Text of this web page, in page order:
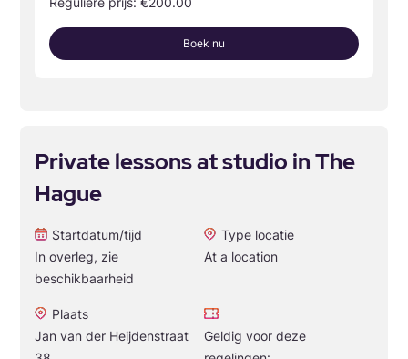
Boek nu
Private lessons at studio in The
Hague
Startdatum/tijd
In overleg, zie
beschikbaarheid
Type locatie
At a location
Plaats
Jan van der Heijdenstraat
Geldig voor deze